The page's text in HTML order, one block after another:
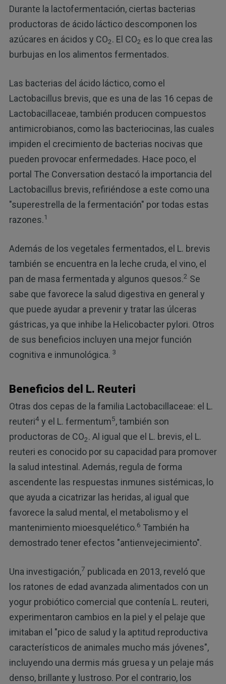
Durante la lactofermentación, ciertas bacterias
productoras de ácido láctico descomponen los
azúcares en ácidos y CO2. El CO2 es lo que crea las
burbujas en los alimentos fermentados.
Las bacterias del ácido láctico, como el
Lactobacillus brevis, que es una de las 16 cepas de
Lactobacillaceae, también producen compuestos
antimicrobianos, como las bacteriocinas, las cuales
impiden el crecimiento de bacterias nocivas que
pueden provocar enfermedades. Hace poco, el
portal The Conversation destacó la importancia del
Lactobacillus brevis, refiriéndose a este como una
"superestrella de la fermentación" por todas estas
razones.1
Además de los vegetales fermentados, el L. brevis
también se encuentra en la leche cruda, el vino, el
pan de masa fermentada y algunos quesos.2 Se
sabe que favorece la salud digestiva en general y
que puede ayudar a prevenir y tratar las úlceras
gástricas, ya que inhibe la Helicobacter pylori. Otros
de sus beneficios incluyen una mejor función
cognitiva e inmunológica. 3
Beneficios del L. Reuteri
Otras dos cepas de la familia Lactobacillaceae: el L.
reuteri4y el L. fermentum5, también son
productoras de CO2. Al igual que el L. brevis, el L.
reuteri es conocido por su capacidad para promover
la salud intestinal. Además, regula de forma
ascendente las respuestas inmunes sistémicas, lo
que ayuda a cicatrizar las heridas, al igual que
favorece la salud mental, el metabolismo y el
mantenimiento mioesquelético.6 También ha
demostrado tener efectos "antienvejecimiento".
Una investigación,7 publicada en 2013, reveló que
los ratones de edad avanzada alimentados con un
yogur probiótico comercial que contenía L. reuteri,
experimentaron cambios en la piel y el pelaje que
imitaban el "pico de salud y la aptitud reproductiva
característicos de animales mucho más jóvenes",
incluyendo una dermis más gruesa y un pelaje más
denso, brillante y lustroso. Por el contrario, los